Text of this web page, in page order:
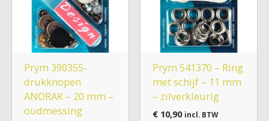
Prym 390355-
drukknopen
ANORAK – 20 mm –
oudmessing
Prym 541370 – Ring
met schijf – 11 mm
– zilverkleurig
€10,90 incl. BTW